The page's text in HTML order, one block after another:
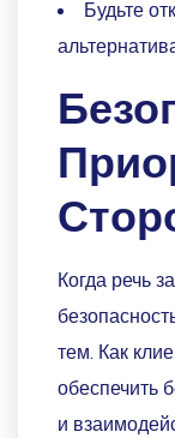
Будьте
Когда речь
тем. Как
обеспечить
и